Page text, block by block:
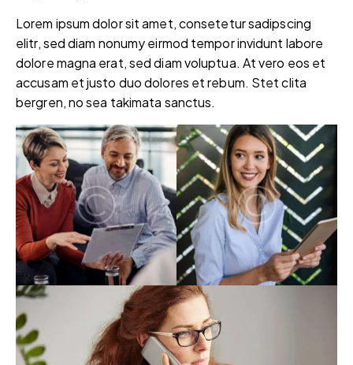
Lorem ipsum dolor sit amet, consetetur sadipscing
elitr, sed diam nonumy eirmod tempor invidunt labore
dolore magna erat, sed diam voluptua. At vero eos et
accusam et justo duo dolores et rebum. Stet clita
bergren, no sea takimata sanctus.